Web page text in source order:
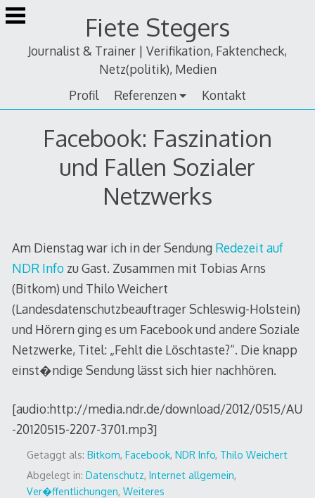
Zum
Inhalt
Fiete Stegers
Journalist & Trainer | Verifikation, Faktencheck,
Netz(politik), Medien
Profil
Referenzen Kontakt
Facebook: Faszination
und Fallen Sozialer
Netzwerks
Am Dienstag war ich in der Sendung Redezeit auf
NDR Infozu Gast. Zusammen mit Tobias Arns
(Bitkom) und Thilo Weichert
(Landesdatenschutzbeauftrager Schleswig-Holstein)
und Hörern ging es um Facebook und andere Soziale
Netzwerke, Titel: „Fehlt die Löschtaste?“. Die knapp
einst�ndige Sendung lässt sich hier nachhören.
[audio:http://media.ndr.de/download/2012/0515/AU
-20120515-2207-3701.mp3]
Getaggt als: Bitkom, Facebook, NDR Info, Thilo Weichert
Abgelegt in: Datenschutz, Internet allgemein,
Ver�ffentlichungen, Weiteres